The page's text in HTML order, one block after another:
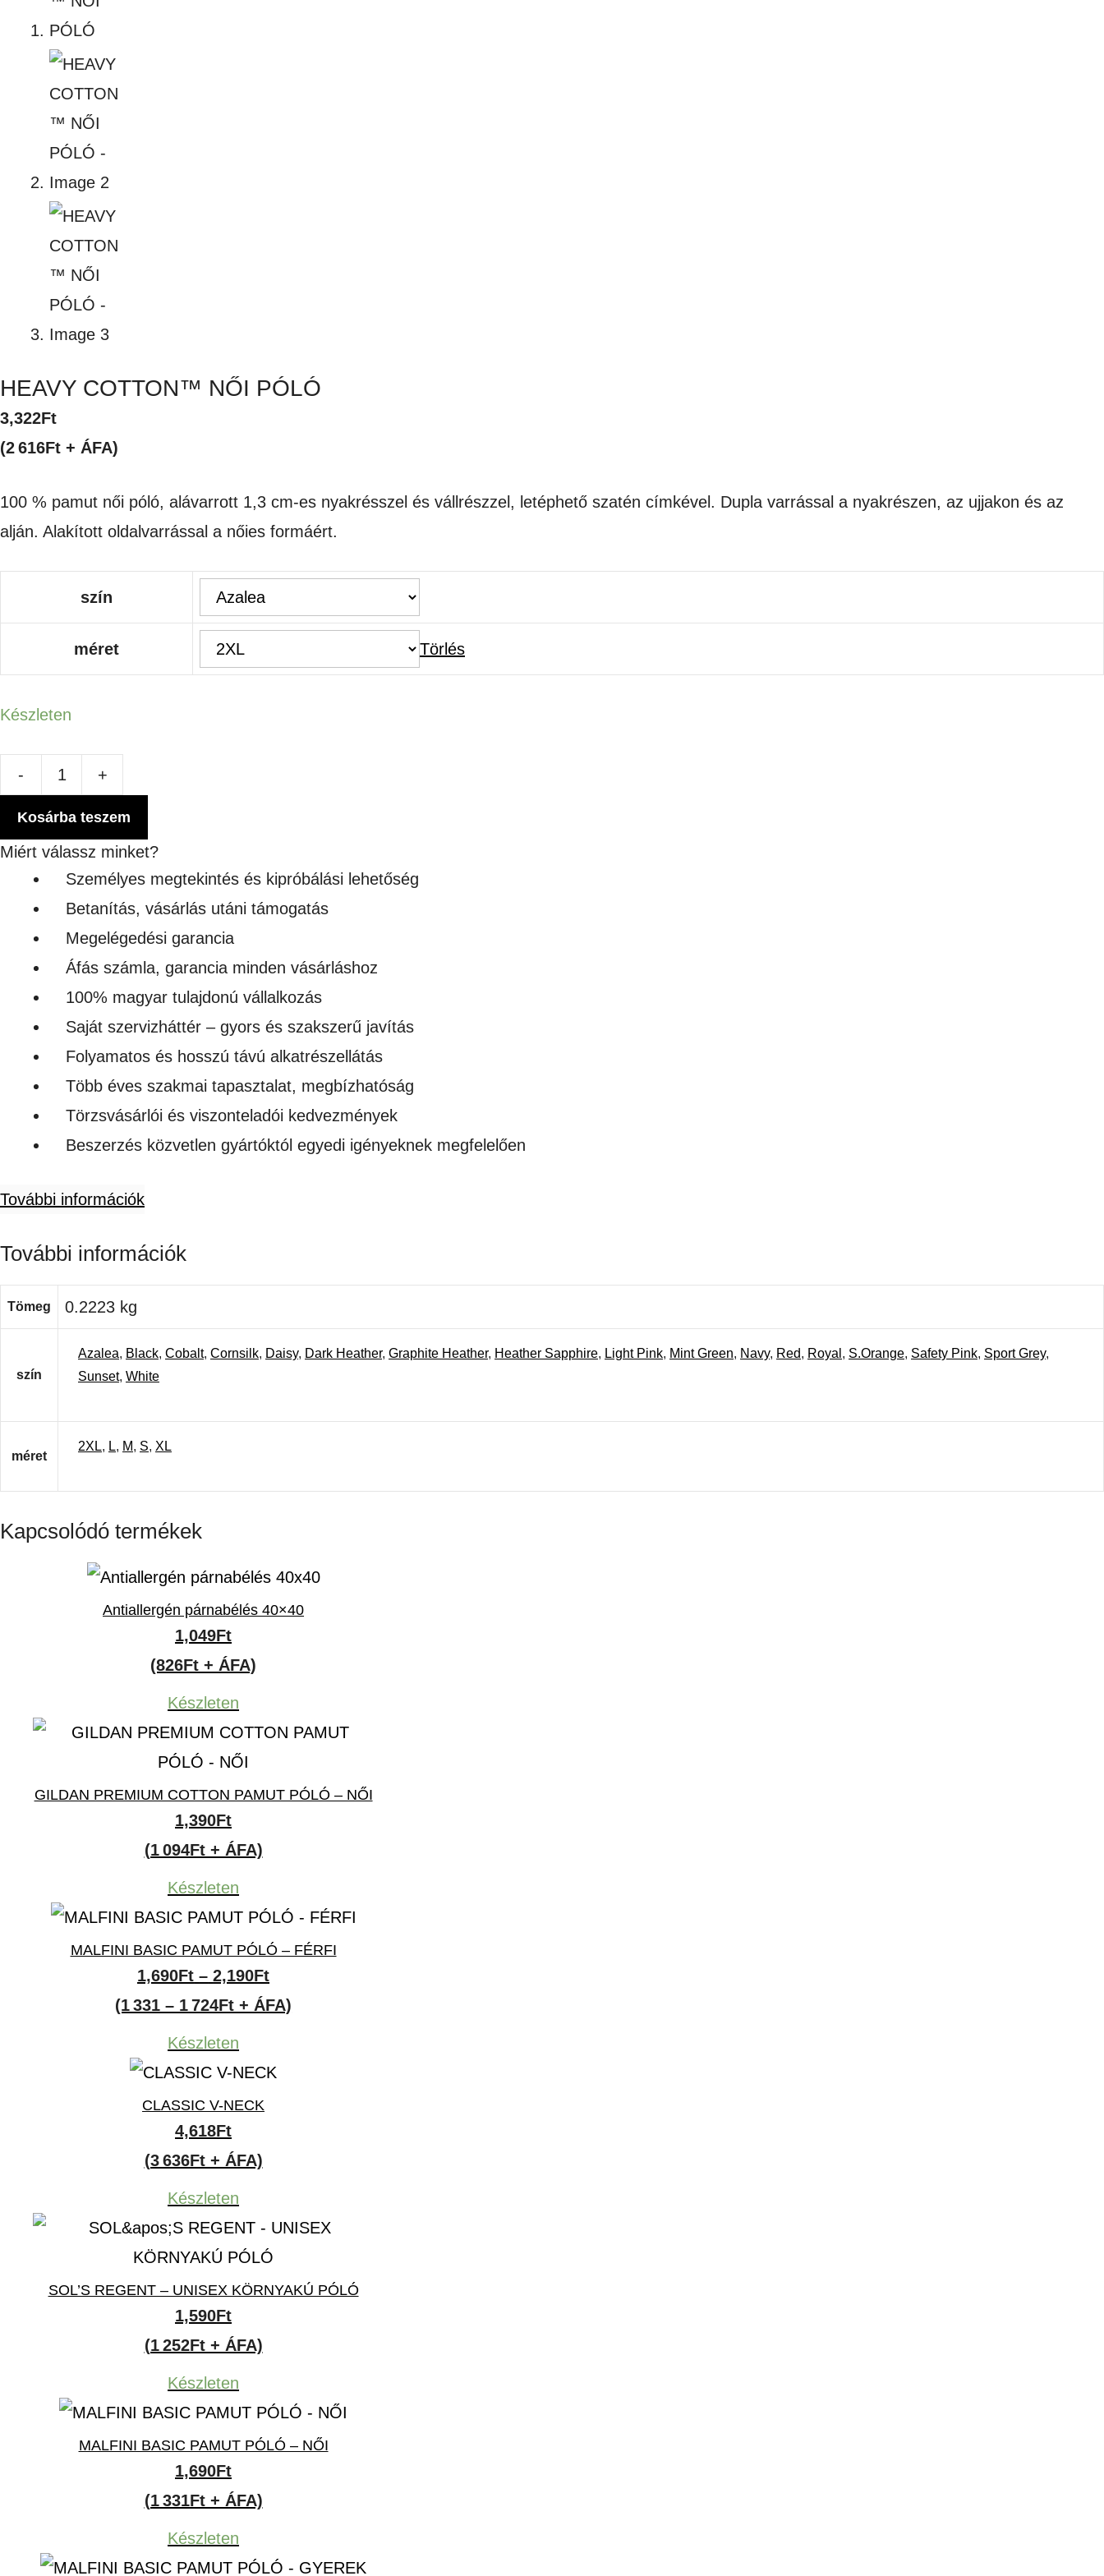
HEAVY COTTON™ NŐI PÓLÓ
3,322Ft
(2 616Ft + ÁFA)
100 % pamut női póló, alávarrott 1,3 cm-es nyakrésszel és vállrészzel, letéphető szatén címkével. Dupla varrással a nyakrészen, az ujjakon és az
alján. Alakított oldalvarrással a nőies formáért.
szín
méret Törlés
Készleten
-
COTTON™
NŐI
PÓLÓ
mennyiség
+
Kosárba teszem
Miért válassz minket?
Személyes megtekintés és kipróbálási lehetőség
Betanítás, vásárlás utáni támogatás
Megelégedési garancia
Áfás számla, garancia minden vásárláshoz
100% magyar tulajdonú vállalkozás
Saját szervizháttér – gyors és szakszerű javítás
Folyamatos és hosszú távú alkatrészellátás
Több éves szakmai tapasztalat, megbízhatóság
Törzsvásárlói és viszonteladói kedvezmények
Beszerzés közvetlen gyártóktól egyedi igényeknek megfelelően
További információk
További információk
Tömeg 0.2223 kg
szín
Azalea, Black, Cobalt, Cornsilk, Daisy, Dark Heather, Graphite Heather, Heather Sapphire, Light Pink, Mint Green, Navy, Red, Royal , S.Orange, Safety Pink, Sport Grey,
Sunset, White
méret
2XL, L, M, S, XL
Kapcsolódó termékek
Antiallergén párnabélés 40×40
1,049Ft
(826Ft + ÁFA)
Készleten
GILDAN PREMIUM COTTON PAMUT PÓLÓ – NŐI
1,390Ft
(1 094Ft + ÁFA)
Készleten
MALFINI BASIC PAMUT PÓLÓ – FÉRFI
1,690Ft – 2,190FtÁrtartomány:
1,690Ft
2,190Ft
(1 331 – 1 724Ft + ÁFA)
Készleten
CLASSIC V-NECK
4,618Ft
(3 636Ft + ÁFA)
Készleten
SOL’S REGENT – UNISEX KÖRNYAKÚ PÓLÓ
1,590Ft
(1 252Ft + ÁFA)
Készleten
MALFINI BASIC PAMUT PÓLÓ – NŐI
1,690Ft
(1 331Ft + ÁFA)
Készleten